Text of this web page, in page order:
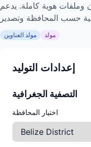
وملفات هوية كاملة. يدعم
مولد العناوين مولد
إعدادات التوليد
التصفية الجغرافية
اختيار المحافظة